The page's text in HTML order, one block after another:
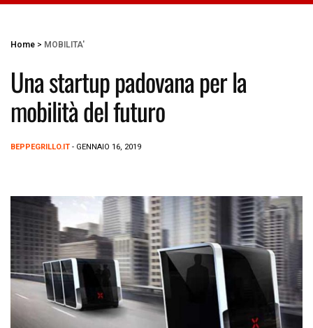
Home > MOBILITA'
Una startup padovana per la
mobilità del futuro
BEPPEGRILLO.IT - GENNAIO 16, 2019